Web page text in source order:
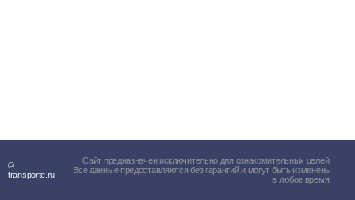
©
transporte.ru
Сайт предназначен исключительно для ознакомительных целей.
Все данные предоставляются без гарантий и могут быть изменены
в любое время.